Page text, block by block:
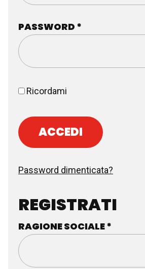
PASSWORD *
Ricordami
ACCEDI
Password dimenticata?
REGISTRATI
RAGIONE SOCIALE*